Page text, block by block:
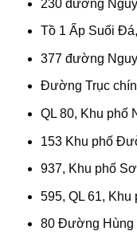
230 đường
Tồ 1 Ấp Suối
377 đường
Đường Trục
QL 80, Khu phố
153 Khu phố
937, Khu phố
595, QL 61,
80 Đường Hùng